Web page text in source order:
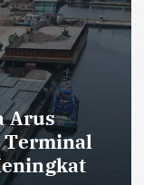
Pasar
untuk